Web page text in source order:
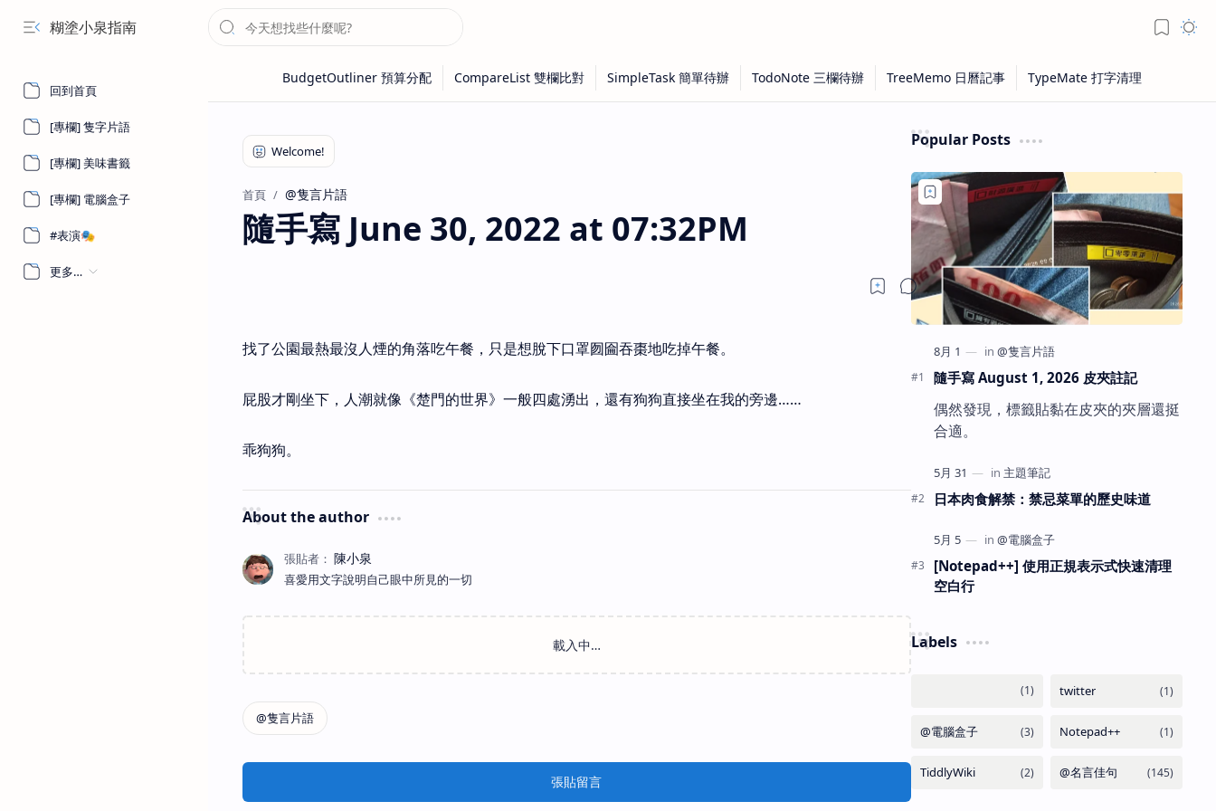
糊塗小泉指南
回到首頁
[專欄] 隻字片語
[專欄] 美味書籤
[專欄] 電腦盒子
#表演🎭
更多…
首頁 @隻言片語
隨手寫 June 30, 2022 at 07:32PM
找了公園最熱最沒人煙的角落吃午餐，只是想脫下口罩囫圇吞棗地吃掉午餐。
屁股才剛坐下，人潮就像《楚門的世界》一般四處湧出，還有狗狗直接坐在我的旁邊……
乖狗狗。
About the author
喜愛用文字說明自己眼中所見的一切
張貼留言
Popular Posts
隨手寫 August 1, 2026 皮夾註記
偶然發現，標籤貼黏在皮夾的夾層還挺
合適。
日本肉食解禁：禁忌菜單的歷史味道
[Notepad++] 使用正規表示式快速清理
空白行
Labels